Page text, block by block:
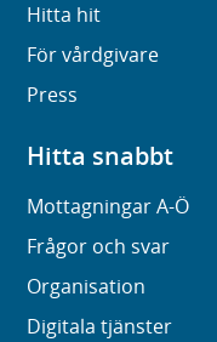
Hitta hit
För vårdgivare
Press
Hitta snabbt
Mottagningar A-Ö
Frågor och svar
Organisation
Digitala tjänster